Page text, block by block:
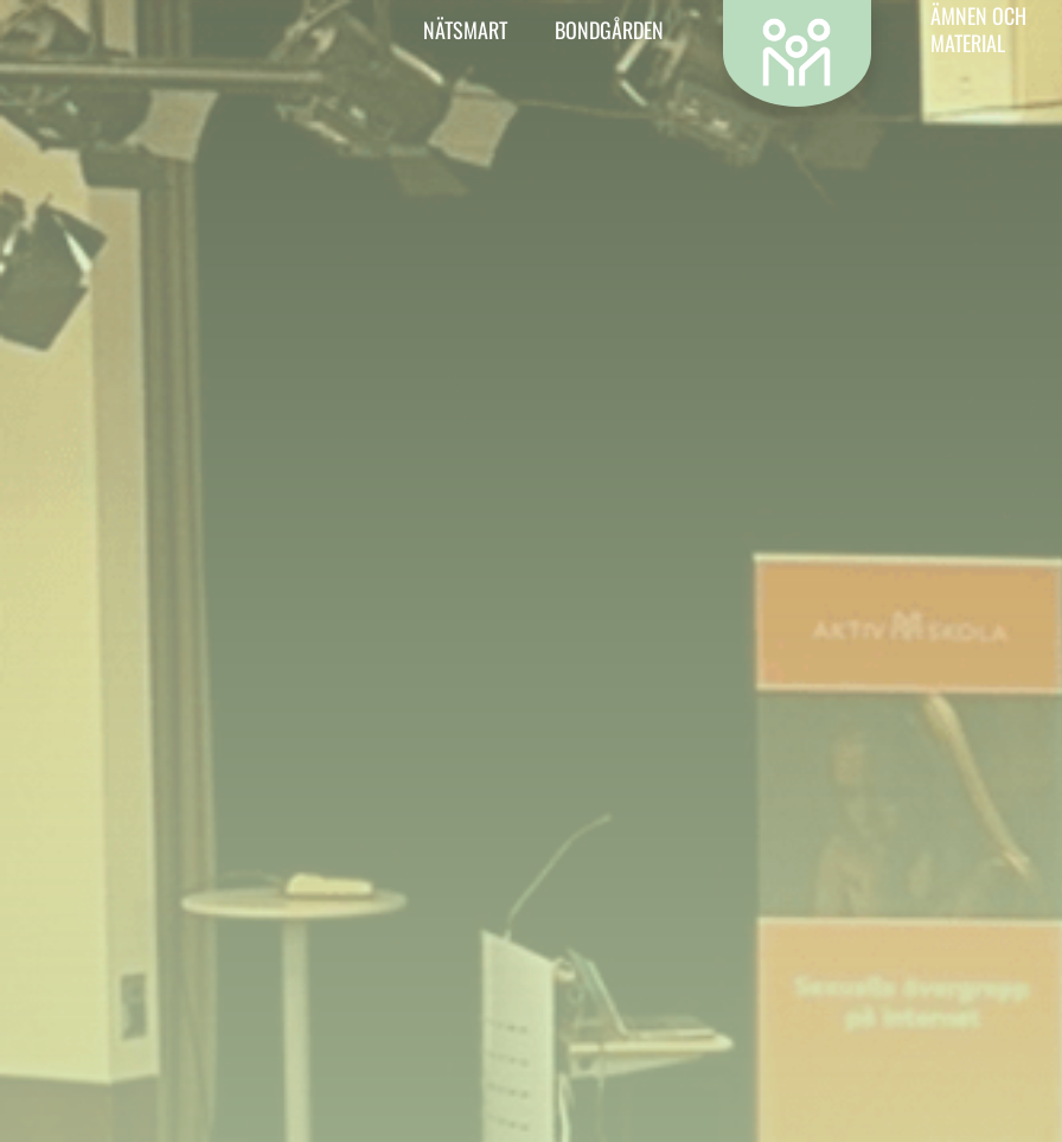
NÄTSMART BONDGÅRDEN
ÄMNEN OCH
MATERIAL
Här kan du läsa om vad Aktiv Skola gör, har
gjort och ska göra.
Vill du kontakta oss? Då är det hit du ska.